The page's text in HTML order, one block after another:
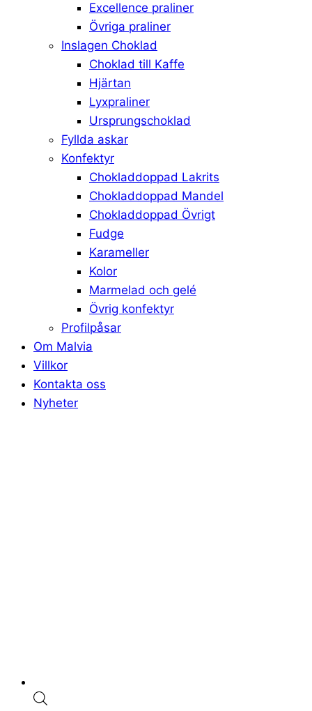
Excellence praliner
Övriga praliner
Inslagen Choklad
Choklad till Kaffe
Hjärtan
Lyxpraliner
Ursprungschoklad
Fyllda askar
Konfektyr
Chokladdoppad Lakrits
Chokladdoppad Mandel
Chokladdoppad Övrigt
Fudge
Karameller
Kolor
Marmelad och gelé
Övrig konfektyr
Profilpåsar
Om Malvia
Villkor
Kontakta oss
Nyheter